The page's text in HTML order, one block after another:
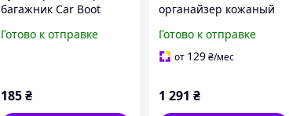
багажник Car Boot
515438Vi
Готово к отправке
185₴
органайзер кожаный
Model X Model Y Model
S для хранения мелких
Готово к отправке
от 129₴/мес
1 291 ₴